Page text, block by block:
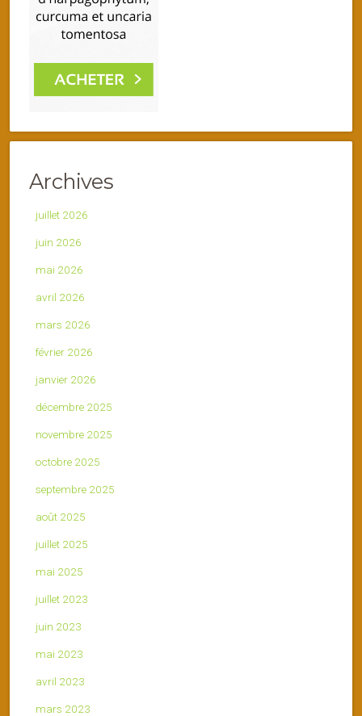
Archives
juillet 2026
juin 2026
mai 2026
avril 2026
mars 2026
février 2026
janvier 2026
décembre 2025
novembre 2025
octobre 2025
septembre 2025
août 2025
juillet 2025
mai 2025
juillet 2023
juin 2023
mai 2023
avril 2023
mars 2023